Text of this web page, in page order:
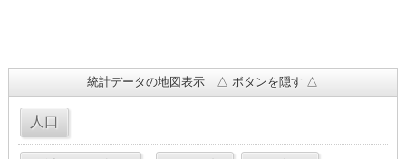
統計データの地図表示 △ ボタンを隠す △